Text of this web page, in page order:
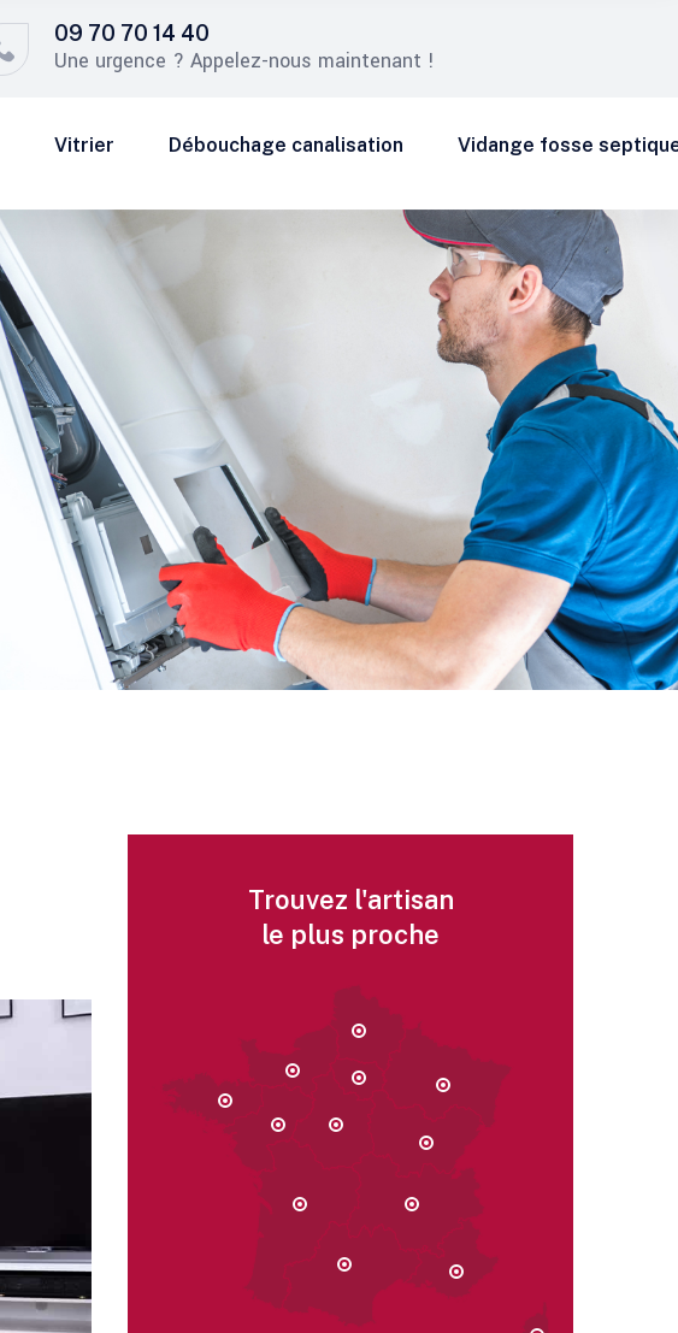
09 70 70 14 40
Une urgence ? Appelez-nous maintenant !
Vitrier Débouchage canalisation Vidange fosse
Trouvez l'artisan
le plus proche